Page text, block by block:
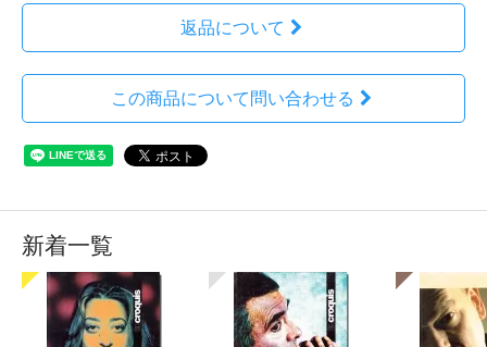
返品について
この商品について問い合わせる
新着一覧